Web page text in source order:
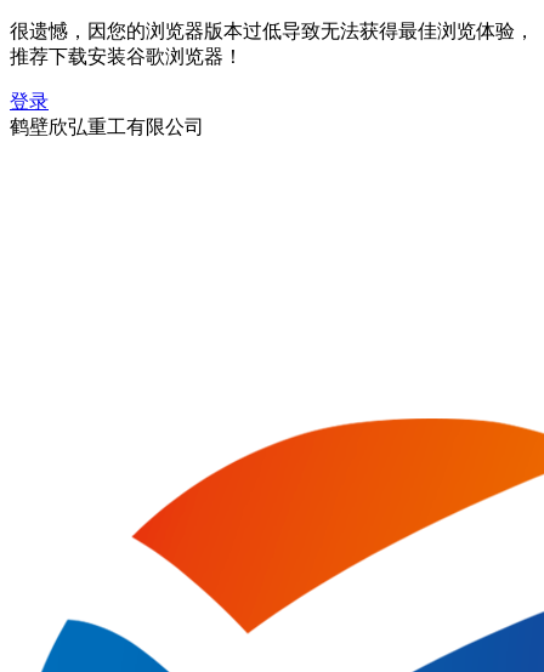
很遗憾，因您的浏览器版本过低导致无法获得最佳浏览体验，
推荐下载安装谷歌浏览器！
登录
鹤壁欣弘重工有限公司